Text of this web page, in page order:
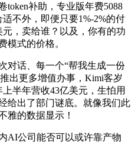
token补助，专业版年费5088
不外，即便只要1%-2%的付
，卖给谁？以及，你有的功
模式的价格。
话、每一个“帮我生成一份
出更多增值办事，Kimi客岁
半年营收43亿美元，生怕用
给出了部门谜底。就像我们此
雅的数据显示！
公司能否可以或许靠产物